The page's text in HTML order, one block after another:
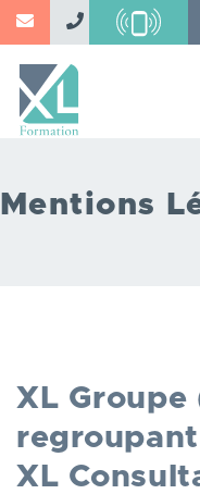
Aller
principal
Mentions
XL
XL